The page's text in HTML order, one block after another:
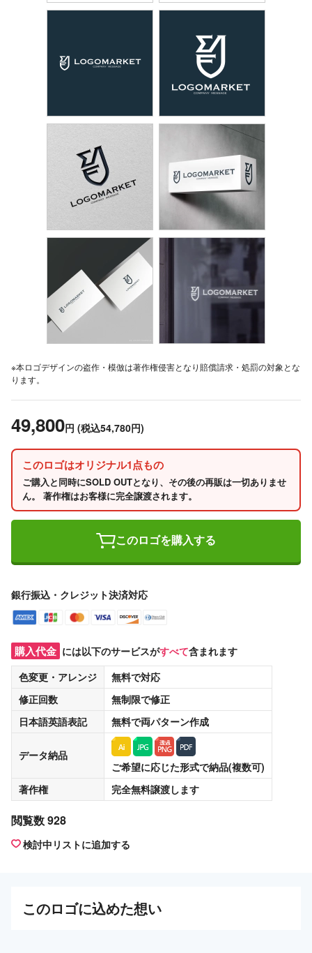
※本ロゴデザインの盗作・模倣は著作権侵害となり賠償請求・処罰の対象とな
ります。
49,800円 (税込54,780円)
このロゴはオリジナル1点もの
ご購入と同時にSOLD OUTとなり、その後の再販は一切ありませ
ん。 著作権はお客様に完全譲渡されます。
このロゴを購入する
銀行振込・クレジット決済対応
購入代金 には以下のサービスがすべて含まれます
色変更・アレンジ
無料で対応
修正回数
無制限で修正
日本語英語表記
無料で両パターン作成
データ納品
ご希望に応じた形式で納品(複数可)
著作権
完全無料譲渡します
閲覧数 928
検討中リストに追加する
このロゴに込めた想い